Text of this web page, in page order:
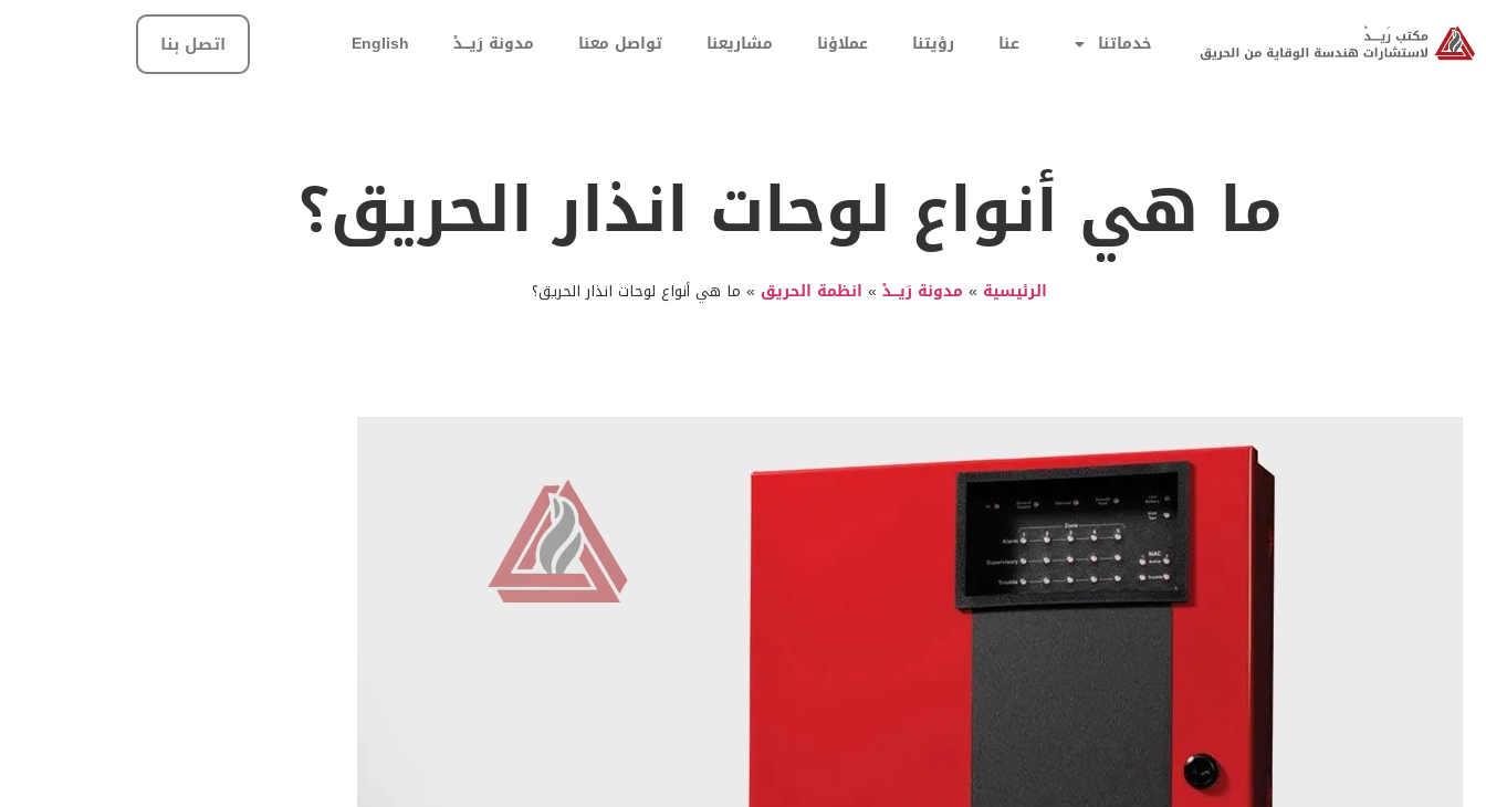
خدماتنا عنا رؤيتنا عملاؤنا مشاريعنا تواصل معنا مدونة رَيـــدْ English اتصل بنا
ما هي أنواع لوحات انذار الحريق؟
الرئيسية » مدونة رَيـــدْ » انظمة الحريق » ما هي أنواع لوحات انذار الحريق؟